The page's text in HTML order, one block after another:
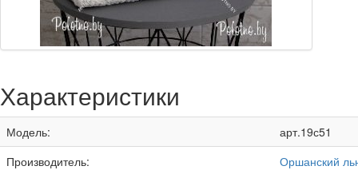
Характеристики
Модель:
арт.19с51
Производитель:
Оршанский